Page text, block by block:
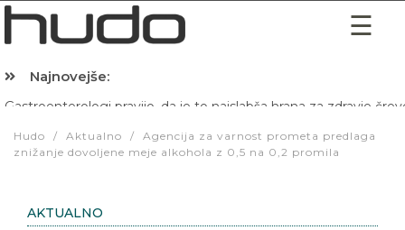
Najnovejše:
znižanje dovoljene meje alkohola z 0,5 na 0,2 promila